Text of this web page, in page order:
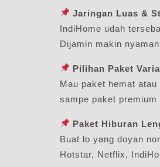
Jaringan Luas &
IndiHome udah
Dijamin makin
Pilihan Paket
Mau paket hemat
sampe paket
Paket Hiburan
Buat lo yang doyan
Hotstar, Netflix,